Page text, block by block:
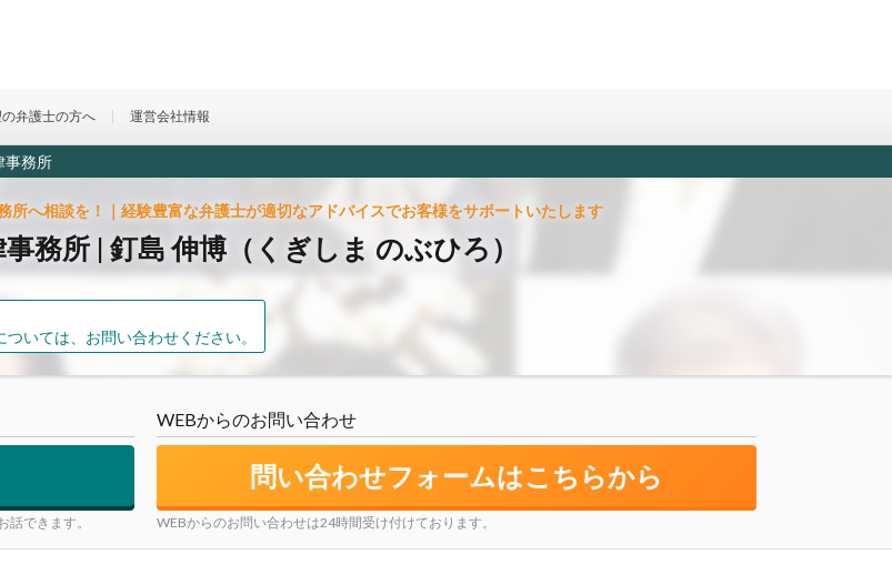
弁護士の方へ 運営会社情報
事務所
所へ相談を！｜経験豊富な弁護士が適切なアドバイスでお客様をサポートいたします
務所 | 釘島 伸博（くぎしま のぶひろ）
いては、お問い合わせください。
話できます。
WEBからのお問い合わせ
問い合わせフォームはこちらから
WEBからのお問い合わせは24時間受け付けております。